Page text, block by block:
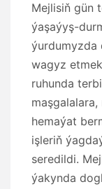
Mejlisiň gün
ýaşaýyş-
ýurdumyzda
wagyz
ruhunda
hemaýat
işleriň
seredildi.
ýakynda